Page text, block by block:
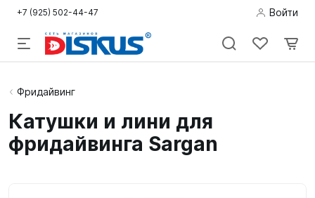
+7 (925) 502-44-47 Войти
Подводная
Дайвинг
Фридайвинг
Катушки и лини для
фридайвинга Sargan